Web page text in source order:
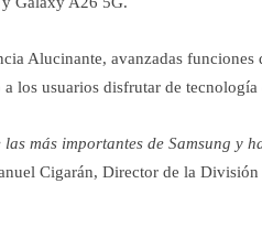
Alucinante, avanzadas funciones
los usuarios disfrutar de tecnología
más importantes de Samsung y
Cigarán, Director de la